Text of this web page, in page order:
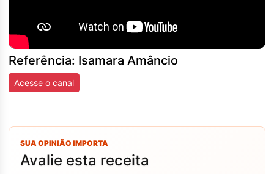
Referência: Isamara Amâncio
Acesse o canal
SUA OPINIÃO IMPORTA
Avalie esta receita